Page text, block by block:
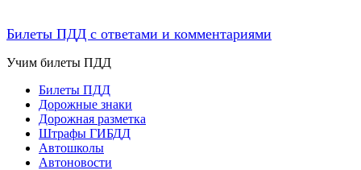
Билеты ПДД с ответами и комментариями
Учим билеты ПДД
Билеты ПДД
Дорожные знаки
Дорожная разметка
Штрафы ГИБДД
Автошколы
Автоновости